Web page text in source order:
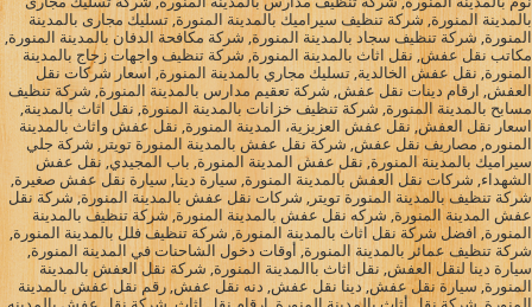
بالمدينة المنورة, شركة تنظيف سيراميك بالمدينة المنورة, تسليك مجارى بالمدينة
المنورة, شركة تنظيف سجاد بالمدينة المنورة, شركة مكافحة الدفان بالمدينة المنورة,
مكاتب نقل عفش, نقل اثاث بالمدينة المنورة, شركة تنظيف واجهات زجاج بالمدينة
المنورة, نقل عفش الخالدية, تسليك مجاري بالمدينة المنورة, اسعار شركات نقل
العفش, ارقام دينات نقل عفش, شركة تعقيم مدارس بالمدينة المنورة, شركة تنظيف
مسابح بالمدينة المنورة, شركة تنظيف خزانات بالمدينة المنورة, نقل اثاث بالمدينة,
اسعار نقل العفش, نقل عفش العزيزية، المدينة المنورة, نقل عفش واثاث بالمدينة
المنوره, مصاريف نقل عفش, شركة نقل عفش بالمدينة المنورة تويتر, شركة جلي
سيراميك بالمدينة المنورة, نقل عفش المدينة المنورة, باب المجيدي, نقل عفش
الشهداء, شركات نقل العفش بالمدينة المنورة, سيارة دينا, سيارة نقل عفش صغيرة,
شركة تنظيف بالمدينة المنورة تويتر, شركات نقل عفش بالمدينة المنورة, شركة نقل
عفش المدينة المنورة, شركه نقل عفش بالمدينة المنورة, شركة تنظيف بالمدينة
المنورة, افضل شركة نقل اثاث بالمدينة المنورة, شركة تنظيف فلل بالمدينة المنورة,
شركة تنظيف عمائر بالمدينة المنورة, أوقات دخول الشاحنات في المدينة المنورة,
سيارة دينا لنقل العفش, نقل اثاث باالمدينة المنورة, شركة نقل العفش بالمدينة
المنورة, سيارة نقل عفش, دينا نقل عفش, دنه نقل عفش, رقم نقل عفش بالمدينة